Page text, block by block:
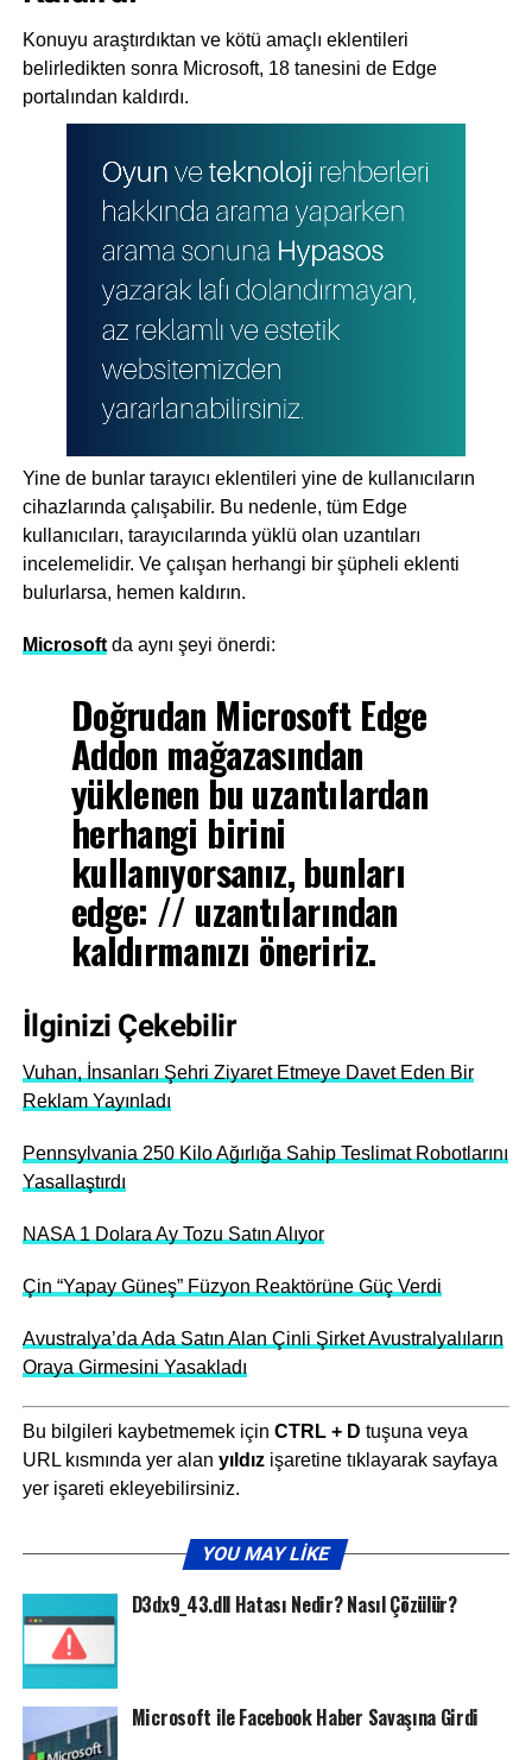
Konuyu araştırdıktan ve kötü amaçlı eklentileri
belirledikten sonra Microsoft, 18 tanesini de Edge
portalından kaldırdı.
Yine de bunlar tarayıcı eklentileri yine de kullanıcıların
cihazlarında çalışabilir. Bu nedenle, tüm Edge
kullanıcıları, tarayıcılarında yüklü olan uzantıları
incelemelidir. Ve çalışan herhangi bir şüpheli eklenti
bulurlarsa, hemen kaldırın.
Microsoftda aynı şeyi önerdi:
Doğrudan Microsoft Edge
Addon mağazasından
yüklenen bu uzantılardan
herhangi birini
kullanıyorsanız, bunları
edge: // uzantılarından
kaldırmanızı öneririz.
İlginizi Çekebilir
Vuhan, İnsanları Şehri Ziyaret Etmeye Davet Eden Bir
Reklam Yayınladı
Pennsylvania 250 Kilo Ağırlığa Sahip Teslimat Robotlarını
Yasallaştırdı
NASA 1 Dolara Ay Tozu Satın Alıyor
Çin “Yapay Güneş” Füzyon Reaktörüne Güç Verdi
Avustralya’da Ada Satın Alan Çinli Şirket Avustralyalıların
Oraya Girmesini Yasakladı
Bu bilgileri kaybetmemek için CTRL + D tuşuna veya
URL kısmında yer alan yıldızişaretine tıklayarak sayfaya
yer işareti ekleyebilirsiniz.
YOU MAY LIKE
D3dx9_43.dll Hatası Nedir? Nasıl Çözülür?
Microsoft ile Facebook Haber Savaşına Girdi